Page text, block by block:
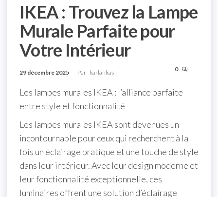
IKEA : Trouvez la Lampe
Murale Parfaite pour
Votre Intérieur
29 décembre 2025 Par karlankas 0
Les lampes murales IKEA : l’alliance parfaite
entre style et fonctionnalité
Les lampes murales IKEA sont devenues un
incontournable pour ceux qui recherchent à la
fois un éclairage pratique et une touche de style
dans leur intérieur. Avec leur design moderne et
leur fonctionnalité exceptionnelle, ces
luminaires offrent une solution d’éclairage